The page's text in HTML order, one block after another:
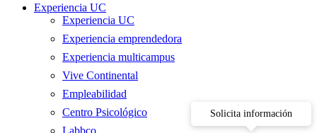
Solicita información
Experiencia UC
Experiencia UC
Experiencia emprendedora
Experiencia multicampus
Vive Continental
Empleabilidad
Centro Psicológico
Labbco